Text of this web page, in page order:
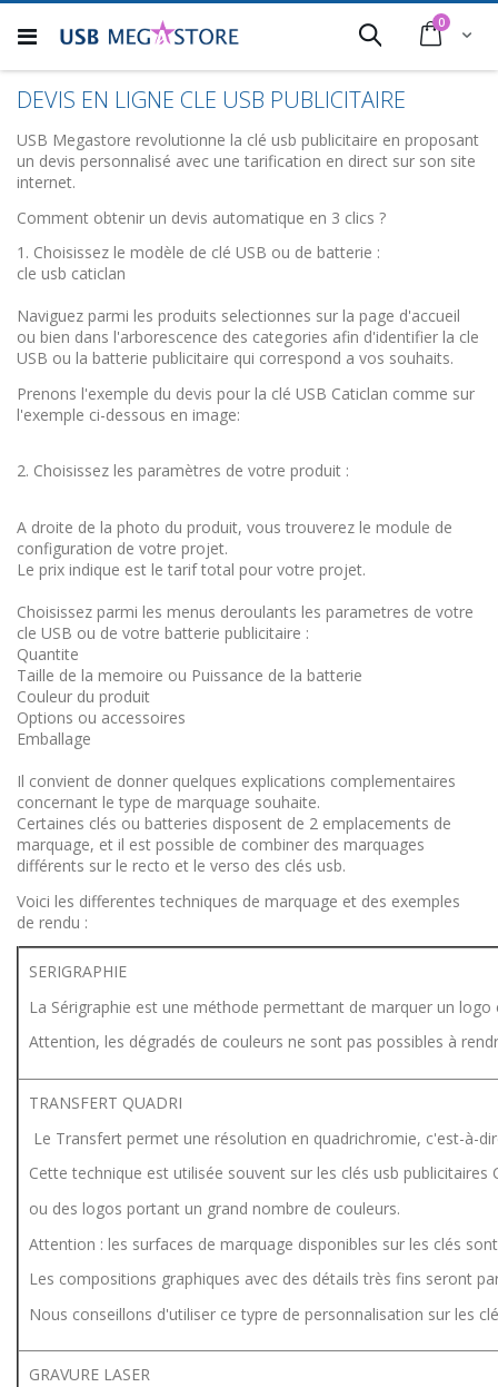
au
Cart
0articles
Rechercher
DEVIS EN LIGNE CLE USB PUBLICITAIRE
USB Megastore revolutionne la clé usb publicitaire en proposant
un devis personnalisé avec une tarification en direct sur son site
internet.
Comment obtenir un devis automatique en 3 clics ?
1. Choisissez le modèle de clé USB ou de batterie :
cle usb caticlan
Naviguez parmi les produits selectionnes sur la page d'accueil
ou bien dans l'arborescence des categories afin d'identifier la cle
USB ou la batterie publicitaire qui correspond a vos souhaits.
Prenons l'exemple du devis pour la clé USB Caticlan comme sur
l'exemple ci-dessous en image:
2. Choisissez les paramètres de votre produit :
A droite de la photo du produit, vous trouverez le module de
configuration de votre projet.
Le prix indique est le tarif total pour votre projet.
Choisissez parmi les menus deroulants les parametres de votre
cle USB ou de votre batterie publicitaire :
Quantite
Taille de la memoire ou Puissance de la batterie
Couleur du produit
Options ou accessoires
Emballage
Il convient de donner quelques explications complementaires
concernant le type de marquage souhaite.
Certaines clés ou batteries disposent de 2 emplacements de
marquage, et il est possible de combiner des marquages
différents sur le recto et le verso des clés usb.
Voici les differentes techniques de marquage et des exemples
de rendu :
SERIGRAPHIE
La Sérigraphie est une méthode permettant de marquer un
Attention, les dégradés de couleurs ne sont pas possibles à
TRANSFERT QUADRI
Le Transfert permet une résolution en quadrichromie, c'est-à-
Cette technique est utilisée souvent sur les clés usb
ou des logos portant un grand nombre de couleurs.
Attention : les surfaces de marquage disponibles sur les clés
Les compositions graphiques avec des détails très fins seront
Nous conseillons d'utiliser ce typre de personnalisation sur les
GRAVURE LASER